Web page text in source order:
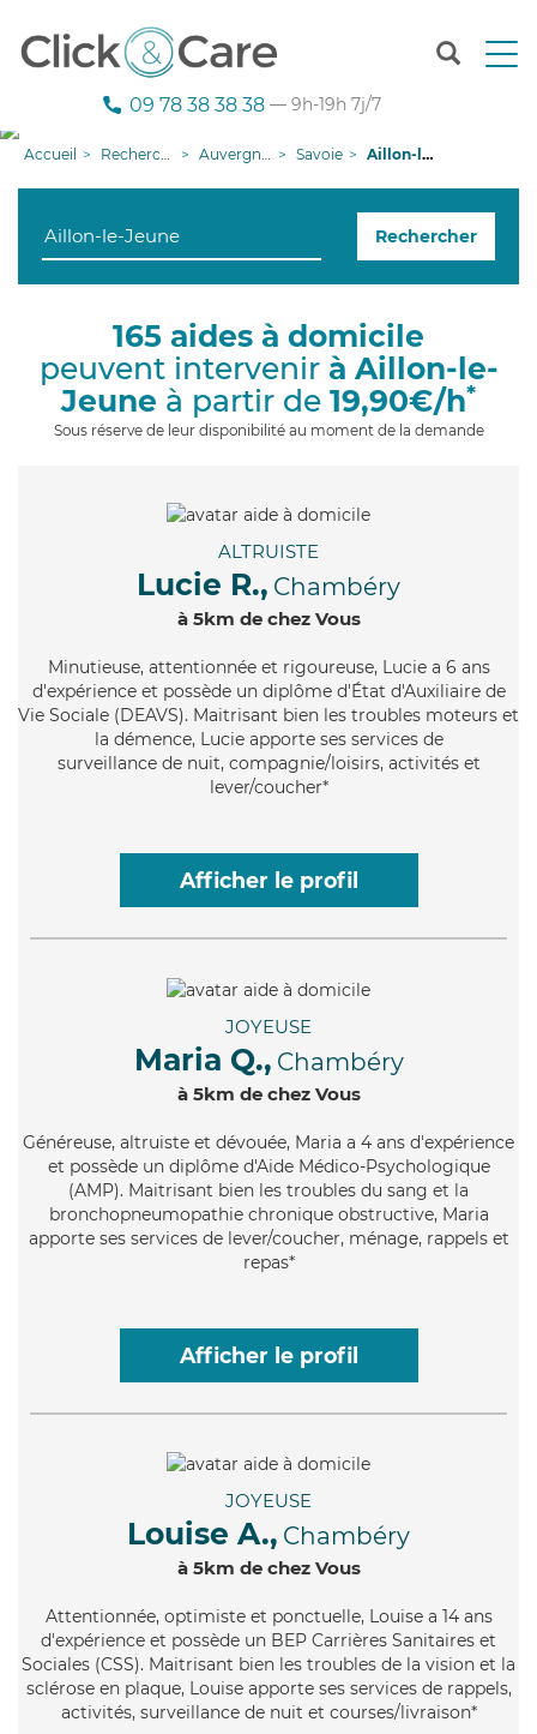
T
n
g
09 78 38 38 38 — 9h-19h 7j/7
Accueil Recherche aide à domicile Auvergne-Rhône-Alpes Savoie Aillon-le-Jeune
Rechercher
165 aides à domicile
peuvent intervenir à Aillon-le-
Jeune à partir de 19,90€/h*
Sous réserve de leur disponibilité au moment de la demande
ALTRUISTE
Lucie R., Chambéry
à 5km de chez Vous
Minutieuse, attentionnée et rigoureuse, Lucie a 6 ans
d'expérience et possède un diplôme d'État d'Auxiliaire de
Vie Sociale (DEAVS). Maitrisant bien les troubles moteurs et
la démence, Lucie apporte ses services de
surveillance de nuit, compagnie/loisirs, activités et
lever/coucher*
Afficher le profil
JOYEUSE
Maria Q., Chambéry
à 5km de chez Vous
Généreuse, altruiste et dévouée, Maria a 4 ans d'expérience
et possède un diplôme d'Aide Médico-Psychologique
(AMP). Maitrisant bien les troubles du sang et la
bronchopneumopathie chronique obstructive, Maria
apporte ses services de lever/coucher, ménage, rappels et
repas*
Afficher le profil
JOYEUSE
Louise A., Chambéry
à 5km de chez Vous
Attentionnée, optimiste et ponctuelle, Louise a 14 ans
d'expérience et possède un BEP Carrières Sanitaires et
Sociales (CSS). Maitrisant bien les troubles de la vision et la
sclérose en plaque, Louise apporte ses services de rappels,
activités, surveillance de nuit et courses/livraison*